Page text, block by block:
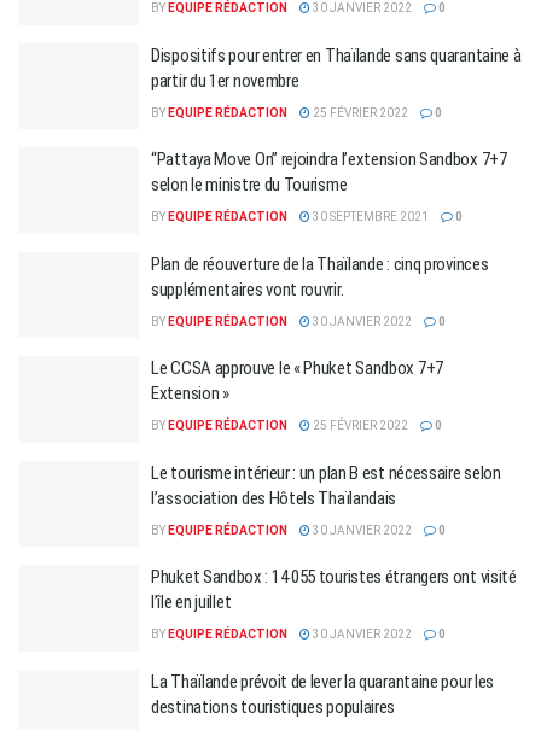
BY EQUIPE RÉDACTION 30 JANVIER 2022 0
Dispositifs pour entrer en Thaïlande sans quarantaine à
partir du 1er novembre
BY EQUIPE RÉDACTION 25 FÉVRIER 2022 0
“Pattaya Move On” rejoindra l’extension Sandbox 7+7
selon le ministre du Tourisme
BY EQUIPE RÉDACTION 30 SEPTEMBRE 2021 0
Plan de réouverture de la Thaïlande : cinq provinces
supplémentaires vont rouvrir.
BY EQUIPE RÉDACTION 30 JANVIER 2022 0
Le CCSA approuve le « Phuket Sandbox 7+7
Extension »
BY EQUIPE RÉDACTION 25 FÉVRIER 2022 0
Le tourisme intérieur : un plan B est nécessaire selon
l’association des Hôtels Thaïlandais
BY EQUIPE RÉDACTION 30 JANVIER 2022 0
Phuket Sandbox : 14 055 touristes étrangers ont visité
l’île en juillet
BY EQUIPE RÉDACTION 30 JANVIER 2022 0
La Thaïlande prévoit de lever la quarantaine pour les
destinations touristiques populaires